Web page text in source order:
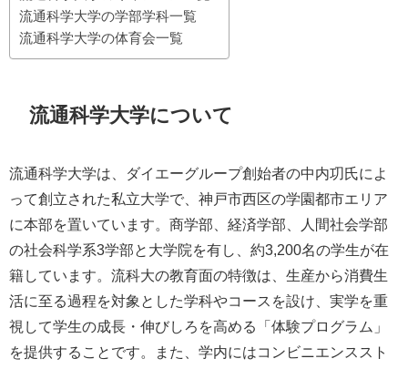
流通科学大学の学部学科一覧
流通科学大学の体育会一覧
流通科学大学について
流通科学大学は、ダイエーグループ創始者の中内㓛氏によ
って創立された私立大学で、神戸市西区の学園都市エリア
に本部を置いています。商学部、経済学部、人間社会学部
の社会科学系3学部と大学院を有し、約3,200名の学生が在
籍しています。流科大の教育面の特徴は、生産から消費生
活に至る過程を対象とした学科やコースを設け、実学を重
視して学生の成長・伸びしろを高める「体験プログラム」
を提供することです。また、学内にはコンビニエンススト